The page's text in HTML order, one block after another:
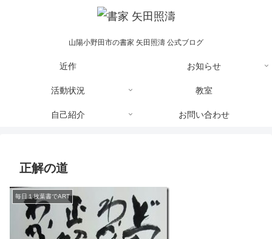
山陽小野田市の書家 矢田照濤 公式ブログ
近作 お知らせ
活動状況 教室
自己紹介 お問い合わせ
正解の道
毎日１枚葉書でART